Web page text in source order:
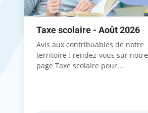
Taxe scolaire - Août 2026
Avis aux contribuables de notre
territoire : rendez-vous sur notre
page Taxe scolaire pour...